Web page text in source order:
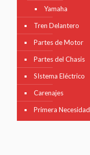
Yamaha
Tren Delantero
Partes de Motor
Partes del Chasis
SIstema Eléctrico
Carenajes
Primera Necesidad